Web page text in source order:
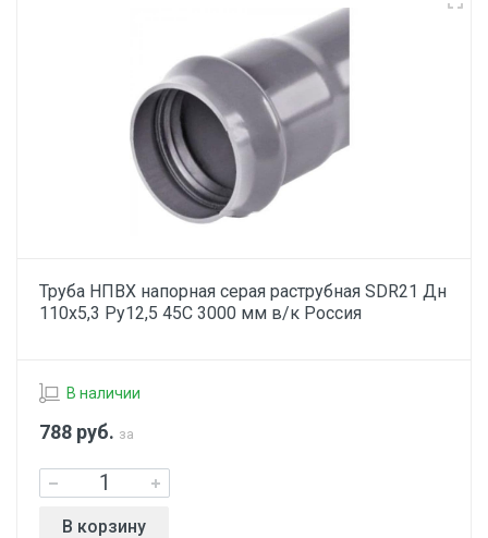
Труба НПВХ напорная серая раструбная SDR21 Дн
110х5,3 Ру12,5 45С 3000 мм в/к Россия
В наличии
788 руб. за
В корзину